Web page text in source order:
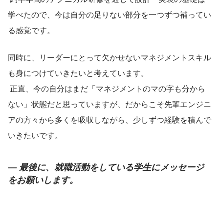
学べたので、今は自分の足りない部分を一つずつ補ってい
る感覚です。
同時に、リーダーにとって欠かせないマネジメントスキル
も身につけていきたいと考えています。
ない」状態だと思っていますが、だからこそ先輩エンジニ
アの方々から多くを吸収しながら、少しずつ経験を積んで
いきたいです。
— 最後に、就職活動をしている学生にメッセージ
をお願いします。